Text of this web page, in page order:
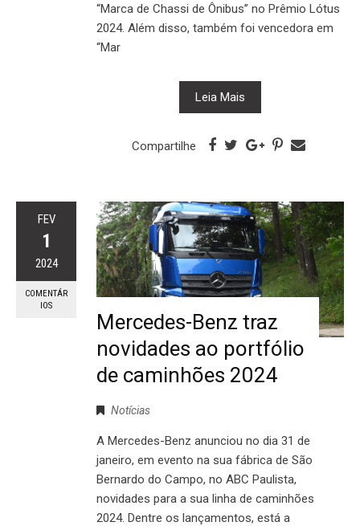
“Marca de Chassi de Ônibus” no Prêmio Lótus
2024. Além disso, também foi vencedora em
“Mar
Leia Mais
Compartilhe
FEV
1
2024
COMENTÁR
IOS
Mercedes-Benz traz
novidades ao portfólio
de caminhões 2024
Notícias
A Mercedes-Benz anunciou no dia 31 de
janeiro, em evento na sua fábrica de São
Bernardo do Campo, no ABC Paulista,
novidades para a sua linha de caminhões
2024. Dentre os lançamentos, está a